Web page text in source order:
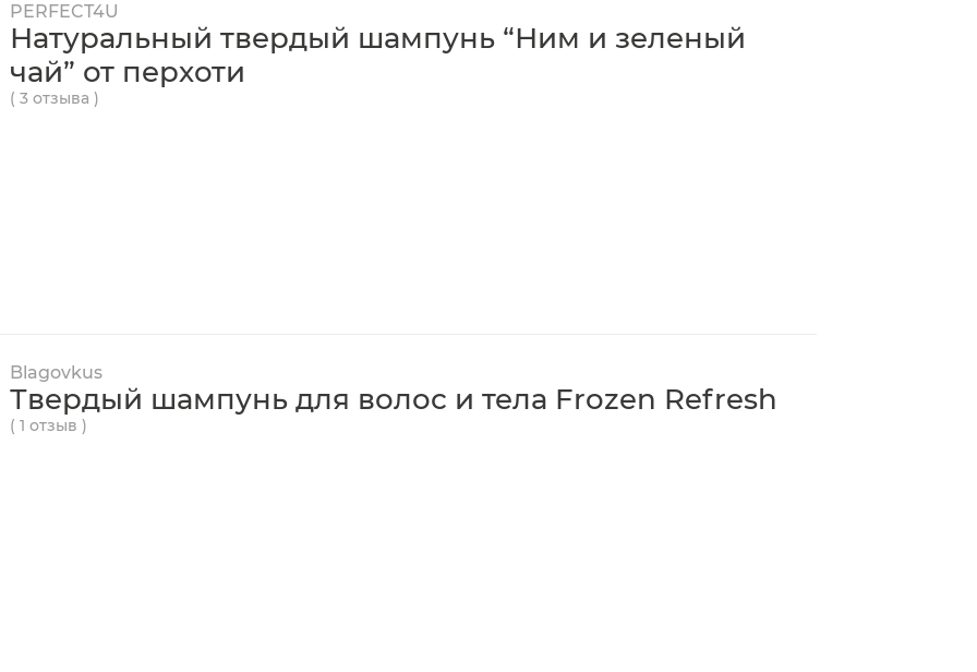
PERFECT4U
Натуральный твердый шампунь “Ним и зеленый
чай” от перхоти
( 3 отзыва )
Blagovkus
Твердый шампунь для волос и тела Frozen Refresh
( 1 отзыв )